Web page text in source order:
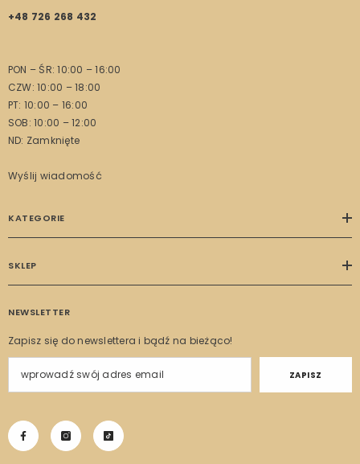
+48 726 268 432
PON – ŚR: 10:00 – 16:00
CZW: 10:00 – 18:00
PT: 10:00 – 16:00
SOB: 10:00 – 12:00
ND: Zamknięte
Wyślij wiadomość
KATEGORIE
SKLEP
NEWSLETTER
Zapisz się do newslettera i bądź na bieżąco!
ZAPISZ